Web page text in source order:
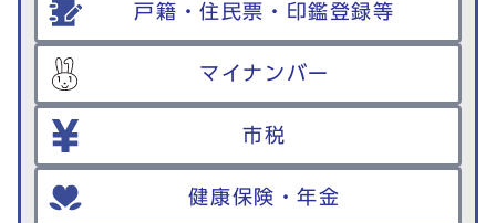
戸籍・住民票・印鑑登録等
マイナンバー
市税
健康保険・年金